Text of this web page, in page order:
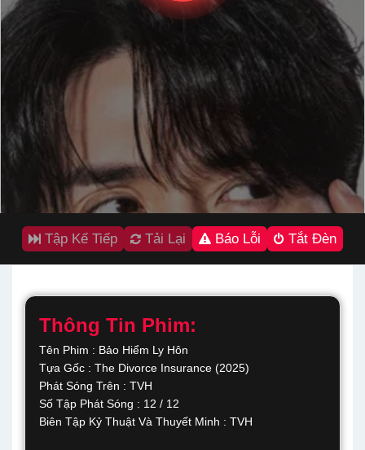
Tập Kế Tiếp Tải Lại Báo Lỗi Tắt Đèn
Thông Tin Phim:
Tên Phim : Bảo Hiểm Ly Hôn
Tựa Gốc : The Divorce Insurance (2025)
Phát Sóng Trên : TVH
Số Tập Phát Sóng : 12 / 12
Biên Tập Kỷ Thuật Và Thuyết Minh : TVH